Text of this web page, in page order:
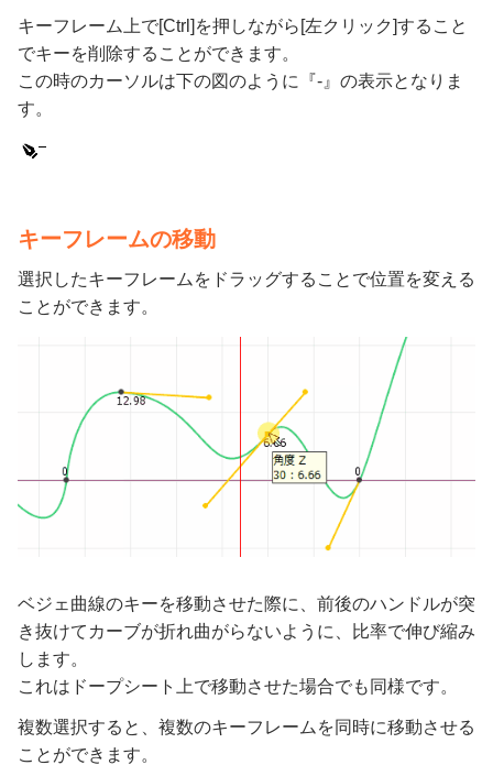
キーフレーム上で[Ctrl]を押しながら[左クリック]すること
でキーを削除することができます。
この時のカーソルは下の図のように『-』の表示となりま
す。
キーフレームの移動
選択したキーフレームをドラッグすることで位置を変える
ことができます。
ベジェ曲線のキーを移動させた際に、前後のハンドルが突
き抜けてカーブが折れ曲がらないように、比率で伸び縮み
します。
これはドープシート上で移動させた場合でも同様です。
複数選択すると、複数のキーフレームを同時に移動させる
ことができます。